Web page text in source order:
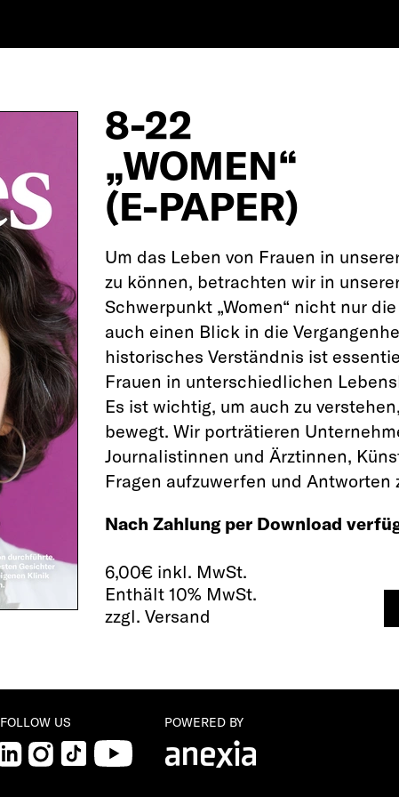
8-22
„WOMEN“
(E-PAPER)
Um das Leben von Frauen in
zu können, betrachten wir in
Schwerpunkt „Women“ nicht nur
auch einen Blick in die
historisches Verständnis ist
Frauen in unterschiedlichen
Es ist wichtig, um auch zu
bewegt. Wir porträtieren
Journalistinnen und Ärztinnen,
Fragen aufzuwerfen und Antworten
Nach Zahlung per Download
6,00€ inkl. MwSt.
Enthält 10% MwSt.
zzgl. Versand
FOLLOW US
LinkedInInstagram
TikTok YouTube
POWERED BY